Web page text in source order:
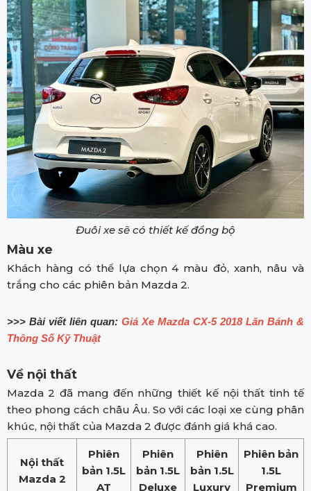
Đuôi xe sẽ có thiết kế đồng bộ
Màu xe
Khách hàng có thể lựa chọn 4 màu đỏ, xanh, nâu và
trắng cho các phiên bản Mazda 2.
>>> Bài viết liên quan: Giá Xe Mazda CX-5 2018 Lăn Bánh &
Thông Số Kỹ Thuật
Về nội thất
Mazda 2 đã mang đến những thiết kế nội thất tinh tế
theo phong cách châu Âu. So với các loại xe cùng phân
khúc, nội thất của Mazda 2 được đánh giá khá cao.
Nội thất
Mazda 2
Phiên
bản 1.5L
AT
Phiên
bản 1.5L
Deluxe
Phiên
bản 1.5L
Luxury
Phiên bản
1.5L
Premium